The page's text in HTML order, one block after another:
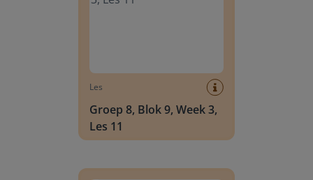
Les
Groep 8, Blok 9, Week 3,
Les 11